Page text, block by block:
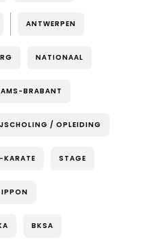
ANTWERPEN
NATIONAAL
BRABANT
/ OPLEIDING
KARATE STAGE
BKSA